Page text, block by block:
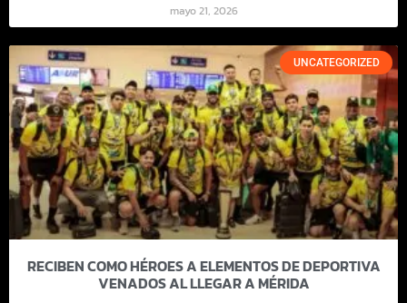
mayo 21, 2026
UNCATEGORIZED
RECIBEN COMO HÉROES A ELEMENTOS DE DEPORTIVA
VENADOS AL LLEGAR A MÉRIDA